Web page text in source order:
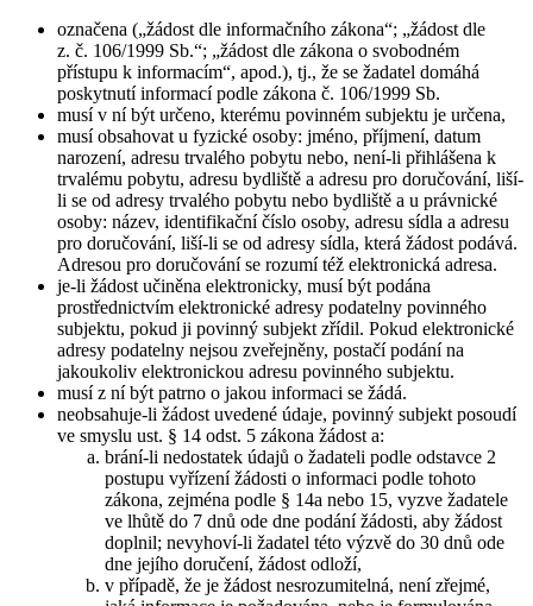
označena („žádost dle informačního zákona“; „žádost dle
z. č. 106/1999 Sb.“; „žádost dle zákona o svobodném
přístupu k informacím“, apod.), tj., že se žadatel domáhá
poskytnutí informací podle zákona č. 106/1999 Sb.
musí v ní být určeno, kterému povinném subjektu je určena,
musí obsahovat u fyzické osoby: jméno, příjmení, datum
narození, adresu trvalého pobytu nebo, není-li přihlášena k
trvalému pobytu, adresu bydliště a adresu pro doručování, liší-
li se od adresy trvalého pobytu nebo bydliště a u právnické
osoby: název, identifikační číslo osoby, adresu sídla a adresu
pro doručování, liší-li se od adresy sídla, která žádost podává.
Adresou pro doručování se rozumí též elektronická adresa.
je-li žádost učiněna elektronicky, musí být podána
prostřednictvím elektronické adresy podatelny povinného
subjektu, pokud ji povinný subjekt zřídil. Pokud elektronické
adresy podatelny nejsou zveřejněny, postačí podání na
jakoukoliv elektronickou adresu povinného subjektu.
musí z ní být patrno o jakou informaci se žádá.
neobsahuje-li žádost uvedené údaje, povinný subjekt posoudí
ve smyslu ust. § 14 odst. 5 zákona žádost a:
brání-li nedostatek údajů o žadateli podle odstavce 2
postupu vyřízení žádosti o informaci podle tohoto
zákona, zejména podle § 14a nebo 15, vyzve žadatele
ve lhůtě do 7 dnů ode dne podání žádosti, aby žádost
doplnil; nevyhoví-li žadatel této výzvě do 30 dnů ode
dne jejího doručení, žádost odloží,
v případě, že je žádost nesrozumitelná, není zřejmé,